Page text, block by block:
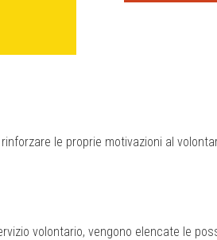
le proprie motivazioni al
volontario, vengono elencate le